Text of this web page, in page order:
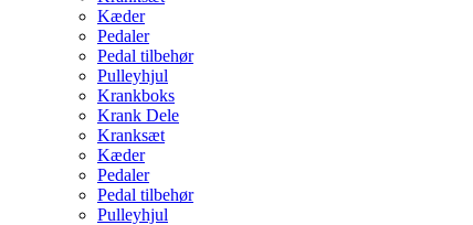
Kæder
Pedaler
Pedal tilbehør
Pulleyhjul
Krankboks
Krank Dele
Kranksæt
Kæder
Pedaler
Pedal tilbehør
Pulleyhjul